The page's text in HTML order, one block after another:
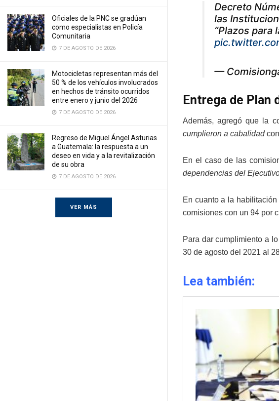
Oficiales de la PNC se gradúan
como especialistas en Policía
Comunitaria
7 DE AGOSTO DE 2026
Motocicletas representan más del
50 % de los vehículos involucrados
en hechos de tránsito ocurridos
entre enero y junio del 2026
7 DE AGOSTO DE 2026
Regreso de Miguel Ángel Asturias
a Guatemala: la respuesta a un
deseo en vida y a la revitalización
de su obra
7 DE AGOSTO DE 2026
VER MÁS
Decreto
las
“Plazos para
—
Entrega de
Además, agregó que la
cumplieron a cabalidad
En el caso de las
dependencias del
En cuanto a la
comisiones con un 94 por
Para dar cumplimiento a
30 de agosto del 2021 al
Lea también: